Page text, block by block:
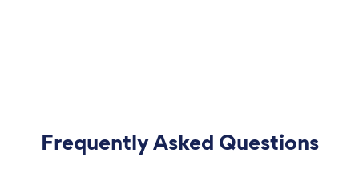
Frequently Asked Questions